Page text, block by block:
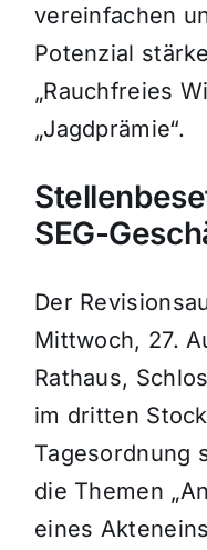
vereinfachen
Potenzial
„Rauchfreies
„Jagdprämie“.
SEG-
Der
Mittwoch, 27.
Rathaus,
im dritten
Tagesordnung
die Themen
eines